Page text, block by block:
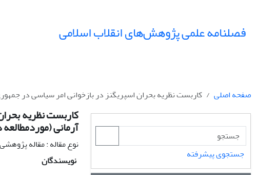
فصلنامه علمی پژوهش‌های انقلاب اسلامی
صفحه اصلی کاربست نظریه بحران اسپریگنز در بازخوانی امر سیاسی در
کاربست نظریه
آرمانی
نوع مقاله : مقاله پژوهشی
نویسندگان
جستجوی پیشرفته